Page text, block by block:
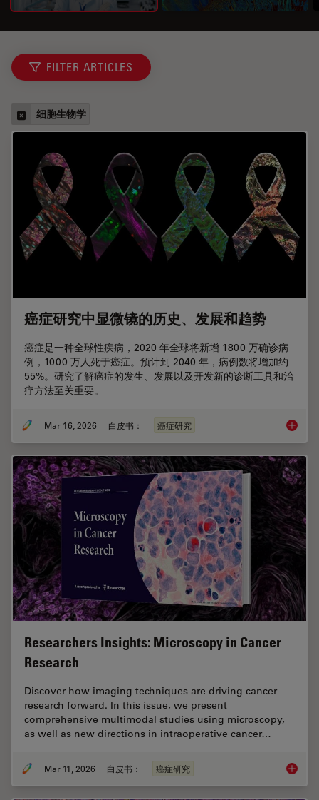
FILTER ARTICLES
细胞生物学
癌症研究中显微镜的历史、发展和趋势
癌症是一种全球性疾病，2020 年全球将新增 1800 万确诊病
例，1000 万人死于癌症。预计到 2040 年，病例数将增加约
55%。研究了解癌症的发生、发展以及开发新的诊断工具和治
疗方法至关重要。
Mar 16, 2026 白皮书： 癌症研究 癌症研
Researchers Insights: Microscopy in Cancer
Research
Discover how imaging techniques are driving cancer
research forward. In this issue, we present
comprehensive multimodal studies using microscopy,
as well as new directions in intraoperative cancer…
Mar 11, 2026 白皮书： 癌症研究